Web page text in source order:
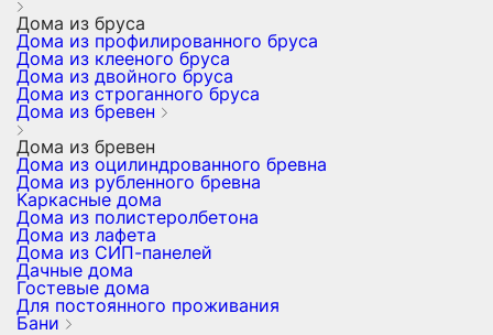
Дома из бруса
Дома из профилированного бруса
Дома из клееного бруса
Дома из двойного бруса
Дома из строганного бруса
Дома из бревен
Дома из бревен
Дома из оцилиндрованного бревна
Дома из рубленного бревна
Каркасные дома
Дома из полистеролбетона
Дома из лафета
Дома из СИП-панелей
Дачные дома
Гостевые дома
Для постоянного проживания
Бани